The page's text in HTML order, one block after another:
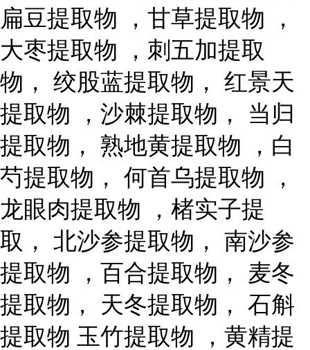
扁豆提取物 ，甘草提取物 ，
大枣提取物 ，刺五加提取
物， 绞股蓝提取物， 红景天
提取物 ，沙棘提取物， 当归
提取物， 熟地黄提取物 ，白
芍提取物， 何首乌提取物 ，
龙眼肉提取物 ，楮实子提
取， 北沙参提取物， 南沙参
提取物 ，百合提取物， 麦冬
提取物， 天冬提取物， 石斛
提取物 玉竹提取物 ，黄精提